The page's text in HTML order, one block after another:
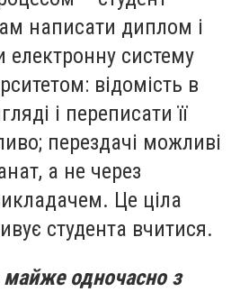
написати диплом і
систему
відомість в
і переписати її
перездачі можливі
а не через
Це ціла
студента вчитися.
майже одночасно з